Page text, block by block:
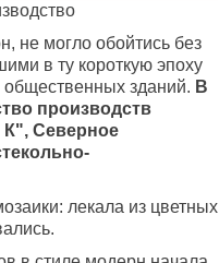
не могло обойтись без
в ту короткую эпоху
зданий. В
производств
Северное
лекала из цветных